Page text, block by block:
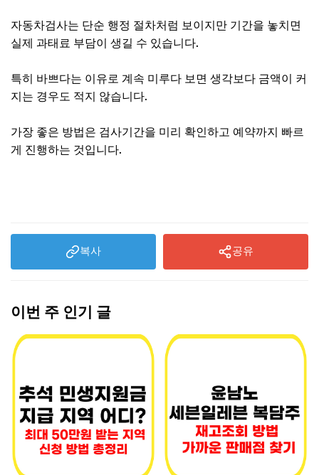
자동차검사는 단순 행정 절차처럼 보이지만 기간을 놓치면
실제 과태료 부담이 생길 수 있습니다.
특히 바쁘다는 이유로 계속 미루다 보면 생각보다 금액이 커
지는 경우도 적지 않습니다.
가장 좋은 방법은 검사기간을 미리 확인하고 예약까지 빠르
게 진행하는 것입니다.
복사 공유
이번 주 인기 글